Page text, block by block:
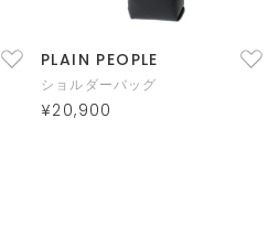
PLAIN PEOPLE
ショルダーバッグ
¥20,900